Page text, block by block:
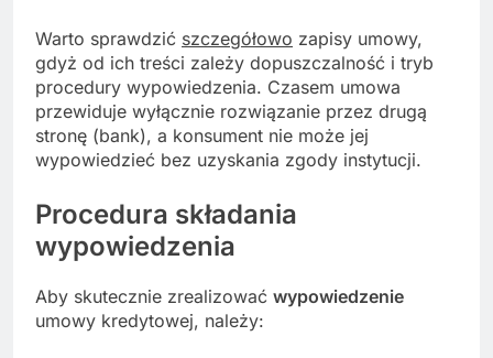
Warto sprawdzić szczegółowo zapisy umowy,
gdyż od ich treści zależy dopuszczalność i tryb
procedury wypowiedzenia. Czasem umowa
przewiduje wyłącznie rozwiązanie przez drugą
stronę (bank), a konsument nie może jej
wypowiedzieć bez uzyskania zgody instytucji.
Procedura składania
wypowiedzenia
Aby skutecznie zrealizować wypowiedzenie
umowy kredytowej, należy: